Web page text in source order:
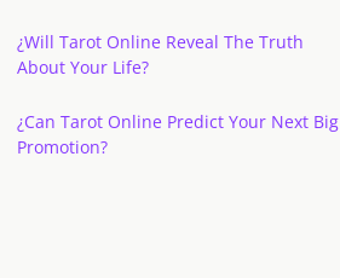
¿Will Tarot Online Reveal The Truth
About Your Life?
¿Can Tarot Online Predict Your Next Big
Promotion?